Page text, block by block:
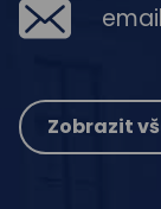
Zobrazit